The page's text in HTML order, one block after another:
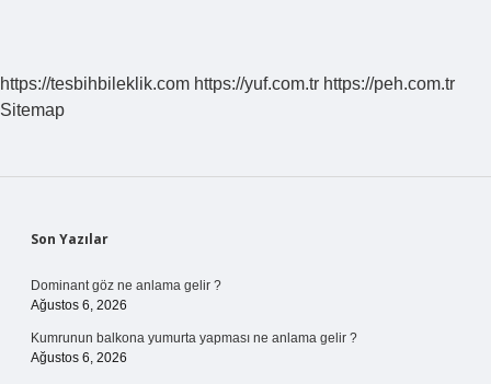
Gelir
https://tesbihbileklik.com https://yuf.com.tr https://peh.com.tr
Sitemap
Sidebar
Son Yazılar
Dominant göz ne anlama gelir ?
Ağustos 6, 2026
Kumrunun balkona yumurta yapması ne anlama gelir ?
Ağustos 6, 2026